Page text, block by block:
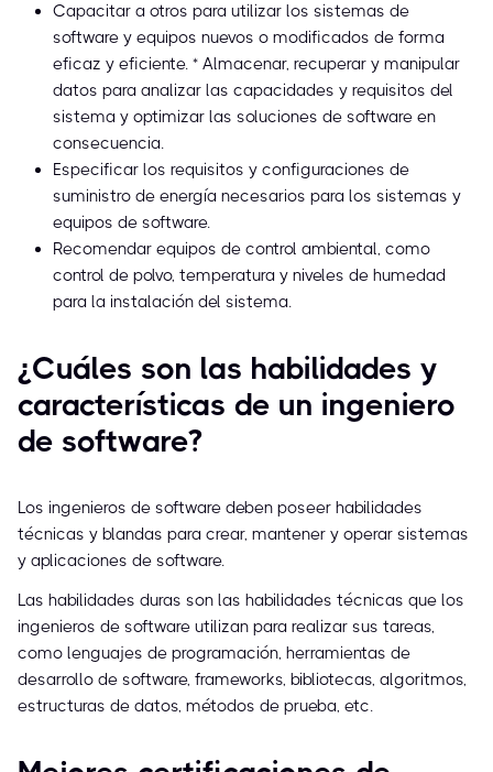
Capacitar a otros para utilizar los sistemas de
software y equipos nuevos o modificados de forma
eficaz y eficiente. * Almacenar, recuperar y manipular
datos para analizar las capacidades y requisitos del
sistema y optimizar las soluciones de software en
consecuencia.
Especificar los requisitos y configuraciones de
suministro de energía necesarios para los sistemas y
equipos de software.
Recomendar equipos de control ambiental, como
control de polvo, temperatura y niveles de humedad
para la instalación del sistema.
¿Cuáles son las habilidades y
características de un ingeniero
de software?
Los ingenieros de software deben poseer habilidades
técnicas y blandas para crear, mantener y operar sistemas
y aplicaciones de software.
Las habilidades duras son las habilidades técnicas que los
ingenieros de software utilizan para realizar sus tareas,
como lenguajes de programación, herramientas de
desarrollo de software, frameworks, bibliotecas, algoritmos,
estructuras de datos, métodos de prueba, etc.